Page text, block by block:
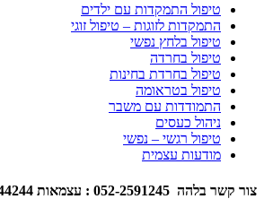
טיפול התמקדות עם ילדים
התמקדות לזוגות – טיפול זוגי
טיפול בלחץ נפשי
טיפול בחרדה
טיפול בחרדת בחינות
טיפול בטראומה
התמודדות עם משבר
ניהול כעסים
טיפול רגשי – נפשי
מודעות עצמית
צור קשר בלהה 052-2591245 : עצמאות 052-3944244